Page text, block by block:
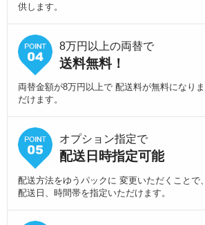
供します。
8万円以上の両替で
送料無料！
両替金額が8万円以上で 配送料が無料になり
だけます。
オプション指定で
配送日時指定可能
配送方法をゆうパックに 変更いただくことで
配送日、時間帯を指定いただけます。